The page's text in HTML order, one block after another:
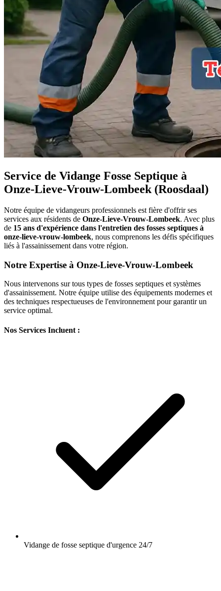
Service de Vidange Fosse Septique à
Onze-Lieve-Vrouw-Lombeek (Roosdaal)
Notre équipe de vidangeurs professionnels est fière d'offrir ses
services aux résidents de Onze-Lieve-Vrouw-Lombeek. Avec plus
de 15 ans d'expérience dans l'entretien des fosses septiques à
onze-lieve-vrouw-lombeek, nous comprenons les défis spécifiques
liés à l'assainissement dans votre région.
Notre Expertise à Onze-Lieve-Vrouw-Lombeek
Nous intervenons sur tous types de fosses septiques et systèmes
d'assainissement. Notre équipe utilise des équipements modernes et
des techniques respectueuses de l'environnement pour garantir un
service optimal.
Nos Services Incluent :
Vidange de fosse septique d'urgence 24/7